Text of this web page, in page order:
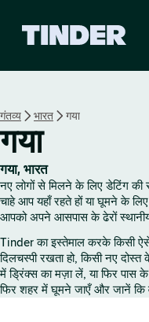
गंतव्य भारत गया
गया
गया, भारत
नए लोगों से मिलने के लिए डेटिंग
चाहे आप यहाँ रहते हों या घूमने के
आपको अपने आसपास के ढेरों
Tinder का इस्तेमाल करके किसी
दिलचस्पी रखता हो, किसी नए
में ड्रिंक्स का मज़ा लें, या फिर
फिर शहर में घूमने जाएँ और जानें कि